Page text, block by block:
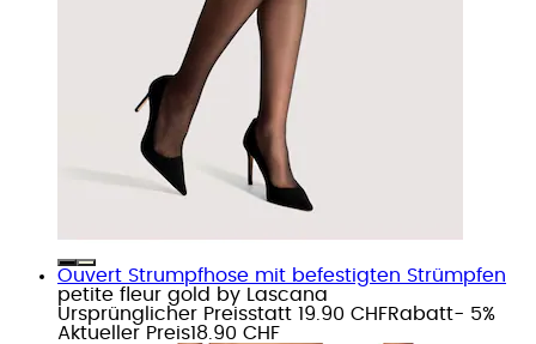
Ouvert Strumpfhose mit befestigten Strümpfen
petite fleur gold by Lascana
Ursprünglicher Preisstatt 19.90 CHFRabatt- 5%
Aktueller Preis18.90 CHF